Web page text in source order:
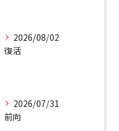
2026/08/02
復活
2026/07/31
前向